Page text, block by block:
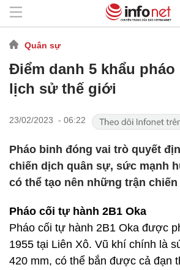
Quân sự
Điểm danh 5 khẩu pháo
lịch sử thế giới
23/02/2023 - 06:22
Pháo binh đóng vai trò quyết
chiến dịch quân sự, sức mạnh
có thể tạo nên những trận
Pháo cối tự hành 2B1 Oka
Pháo cối tự hành 2B1 Oka được
1955 tại Liên Xô. Vũ khí chính là
420 mm, có thể bắn được cả đạn